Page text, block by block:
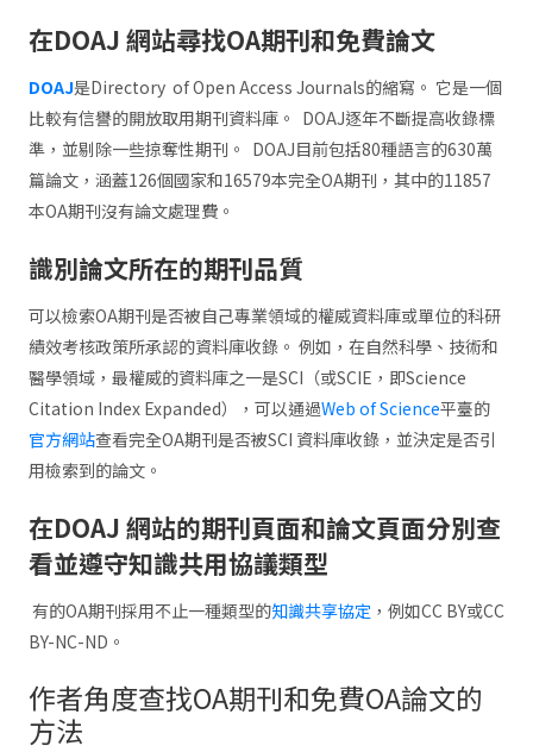
在DOAJ 網站尋找OA期刊和免費論文
DOAJ是Directory of Open Access Journals的縮寫。 它是一個
比較有信譽的開放取用期刊資料庫。 DOAJ逐年不斷提高收錄標
準，並剔除一些掠奪性期刊。 DOAJ目前包括80種語言的630萬
篇論文，涵蓋126個國家和16579本完全OA期刊，其中的11857
本OA期刊沒有論文處理費。
識別論文所在的期刊品質
可以檢索OA期刊是否被自己專業領域的權威資料庫或單位的科研
績效考核政策所承認的資料庫收錄。 例如，在自然科學、技術和
醫學領域，最權威的資料庫之一是SCI（或SCIE，即Science
Citation Index Expanded），可以通過Web of Science平臺的
官方網站查看完全OA期刊是否被SCI 資料庫收錄，並決定是否引
用檢索到的論文。
在DOAJ 網站的期刊頁面和論文頁面分別查
看並遵守知識共用協議類型
有的OA期刊採用不止一種類型的知識共享協定 ，例如CC BY或CC
BY-NC-ND。
作者角度查找OA期刊和免費OA論文的
方法